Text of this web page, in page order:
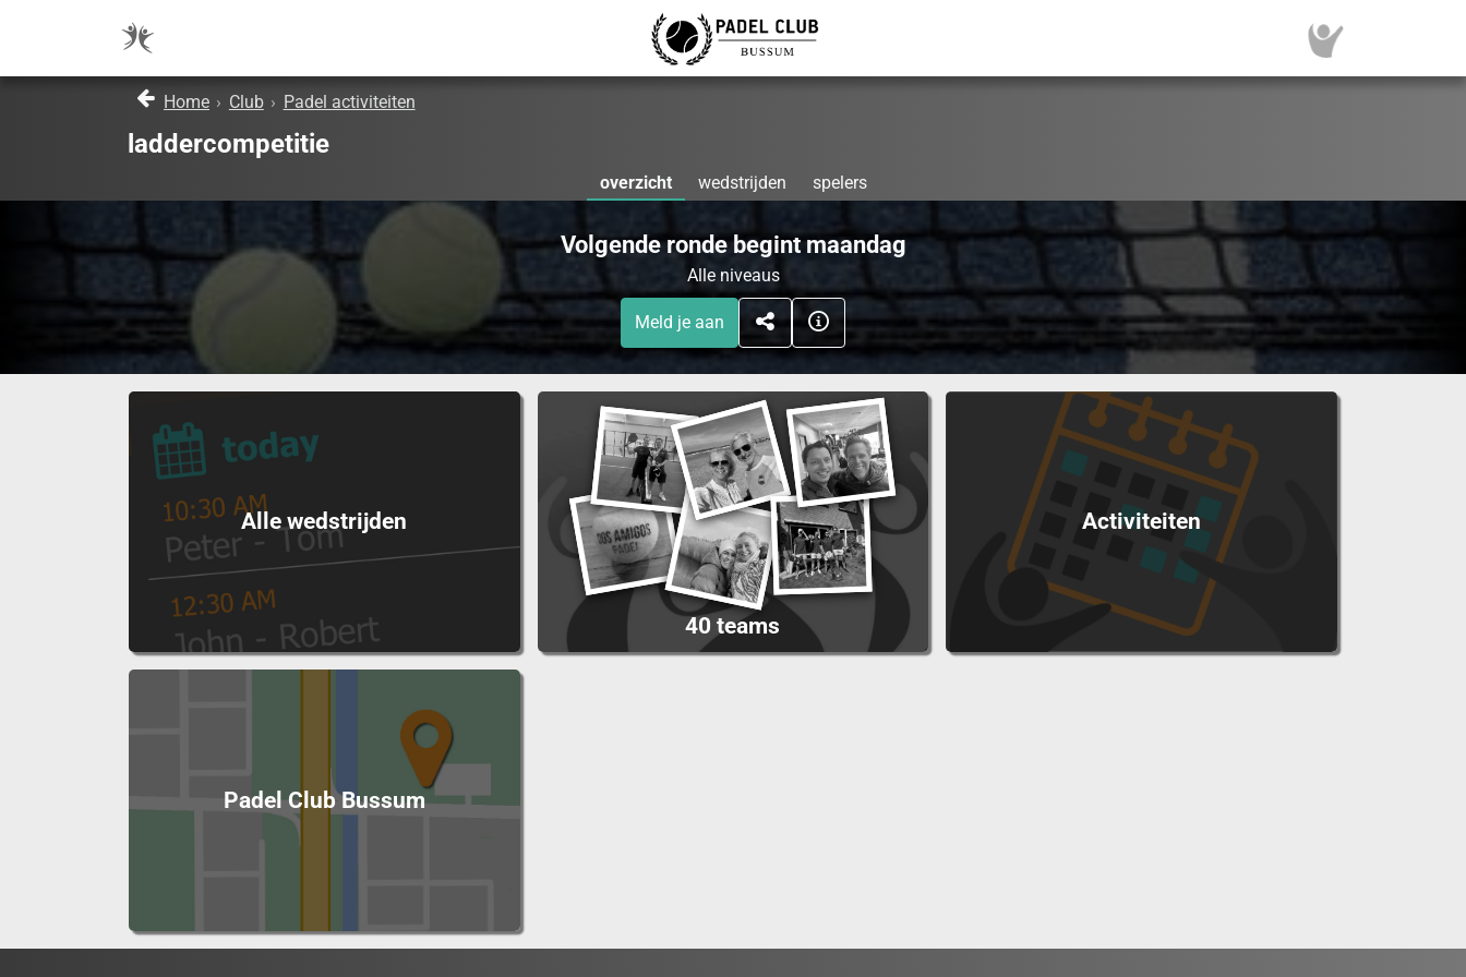
Home › Club › Padel activiteiten
laddercompetitie
overzicht wedstrijden spelers
Volgende ronde begint maandag
Alle niveaus
Meld je aan
Alle wedstrijden
40 teams
Activiteiten
Padel Club Bussum